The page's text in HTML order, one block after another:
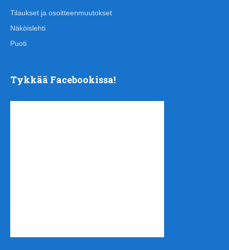
Tilaukset ja osoitteenmuutokset
Näköislehti
Puoti
Tykkää Facebookissa!